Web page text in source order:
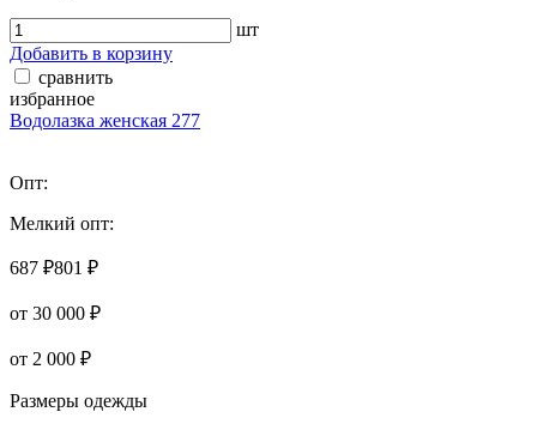
шт
Добавить в корзину
сравнить
избранное
Водолазка женская 277
Опт:
Мелкий опт:
687 ₽801 ₽
от 30 000 ₽
от 2 000 ₽
Размеры одежды